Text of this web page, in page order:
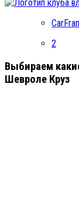
2
Выбираем
Шевроле Круз